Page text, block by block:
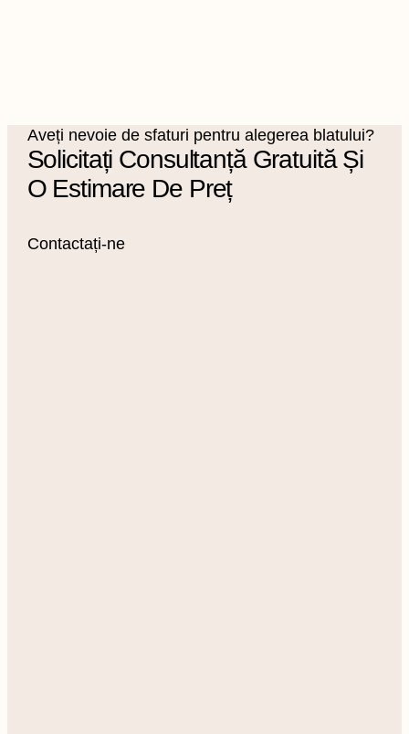
Aveți nevoie de sfaturi pentru alegerea blatului?
Solicitați Consultanță Gratuită Și
O Estimare De Preț
Contactați-ne